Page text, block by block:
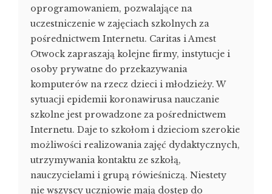
oprogramowaniem, pozwalające na
uczestniczenie w zajęciach szkolnych za
pośrednictwem Internetu. Caritas i Amest
Otwock zapraszają kolejne firmy, instytucje i
osoby prywatne do przekazywania
komputerów na rzecz dzieci i młodzieży. W
sytuacji epidemii koronawirusa nauczanie
szkolne jest prowadzone za pośrednictwem
Internetu. Daje to szkołom i dzieciom szerokie
możliwości realizowania zajęć dydaktycznych,
utrzymywania kontaktu ze szkołą,
nauczycielami i grupą rówieśniczą. Niestety
nie wszyscy uczniowie mają dostęp do